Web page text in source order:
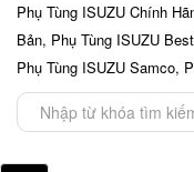
Phụ Tùng ISUZU Chính
Bản, Phụ Tùng ISUZU
Phụ Tùng ISUZU Samco,